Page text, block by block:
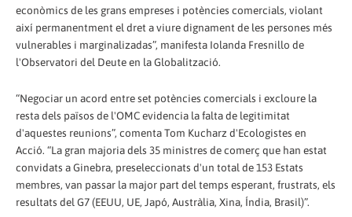
econòmics de les grans empreses i potències comercials, violant
així permanentment el dret a viure dignament de les persones més
vulnerables i marginalizadas”, manifesta Iolanda Fresnillo de
l'Observatori del Deute en la Globalització.
“Negociar un acord entre set potències comercials i excloure la
resta dels països de l'OMC evidencia la falta de legitimitat
d'aquestes reunions”, comenta Tom Kucharz d'Ecologistes en
Acció. “La gran majoria dels 35 ministres de comerç que han estat
convidats a Ginebra, preseleccionats d'un total de 153 Estats
membres, van passar la major part del temps esperant, frustrats, els
resultats del G7 (EEUU, UE, Japó, Austràlia, Xina, Índia, Brasil)”.